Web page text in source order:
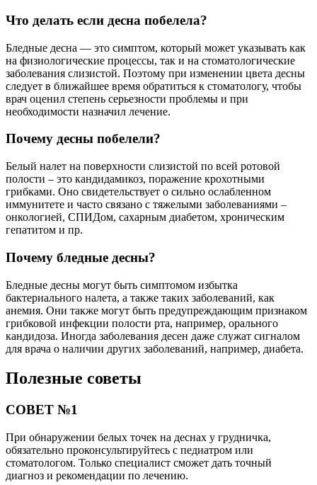
Что делать если десна побелела?
Бледные десна — это симптом, который может указывать как
на физиологические процессы, так и на стоматологические
заболевания слизистой. Поэтому при изменении цвета десны
следует в ближайшее время обратиться к стоматологу, чтобы
врач оценил степень серьезности проблемы и при
необходимости назначил лечение.
Почему десны побелели?
Белый налет на поверхности слизистой по всей ротовой
полости – это кандидамикоз, поражение крохотными
грибками. Оно свидетельствует о сильно ослабленном
иммунитете и часто связано с тяжелыми заболеваниями –
онкологией, СПИДом, сахарным диабетом, хроническим
гепатитом и пр.
Почему бледные десны?
Бледные десны могут быть симптомом избытка
бактериального налета, а также таких заболеваний, как
анемия. Они также могут быть предупреждающим признаком
грибковой инфекции полости рта, например, орального
кандидоза. Иногда заболевания десен даже служат сигналом
для врача о наличии других заболеваний, например, диабета.
Полезные советы
СОВЕТ №1
При обнаружении белых точек на деснах у грудничка,
обязательно проконсультируйтесь с педиатром или
стоматологом. Только специалист сможет дать точный
диагноз и рекомендации по лечению.